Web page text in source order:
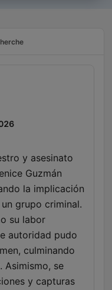
y asesinato
Guzmán
la implicación
grupo criminal.
su labor
autoridad pudo
culminando
Asimismo, se
y capturas